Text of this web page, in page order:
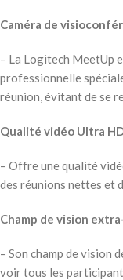
Caméra de
– La Logitech MeetUp
professionnelle
réunion, évitant de se
Qualité vidéo Ultra
– Offre une qualité
des réunions nettes et
Champ de vision
– Son champ de vision
voir tous les